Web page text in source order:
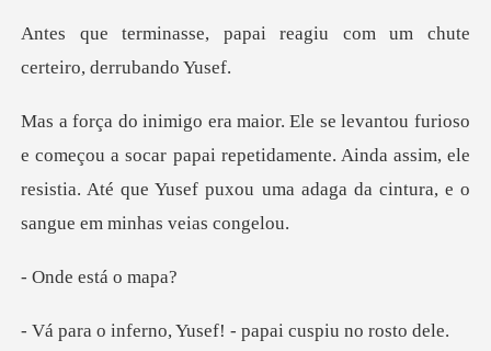
ai reagiu com um chute
ce
a socar papai repetidamente. Ainda assim, ele
resistia. Até que Yu
está
, Yusef! - papai cu